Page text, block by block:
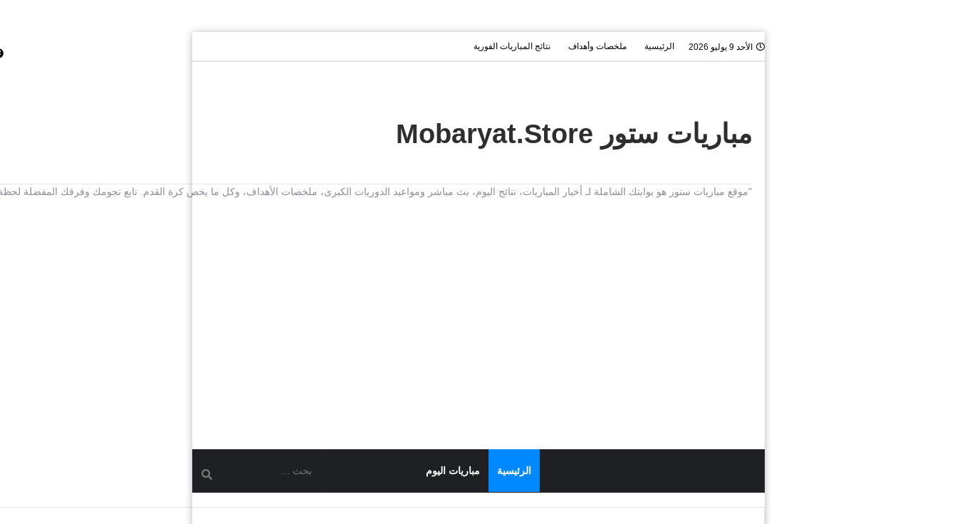
الأحد 9 يوليو 2026 الرئيسية ملخصات وأهداف نتائج المباريات الفورية
مباريات ستور Mobaryat.Store
"موقع مباريات ستور هو بوابتك الشاملة لـ أخبار المباريات، نتائج اليوم، بث مباشر ومواعيد الدوريات الكبرى، ملخصات الأهداف، وكل ما يخص كرة القدم. تابع نجومك وفرقك المفضلة
الرئيسية مباريات اليوم